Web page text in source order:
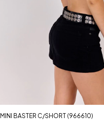
MINI BASTER C/SHORT (966610)